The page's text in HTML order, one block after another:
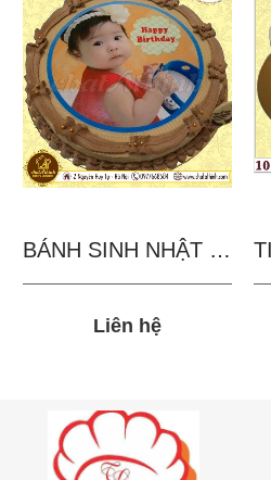
BÁNH SINH NHẬT IN...
Liên hệ